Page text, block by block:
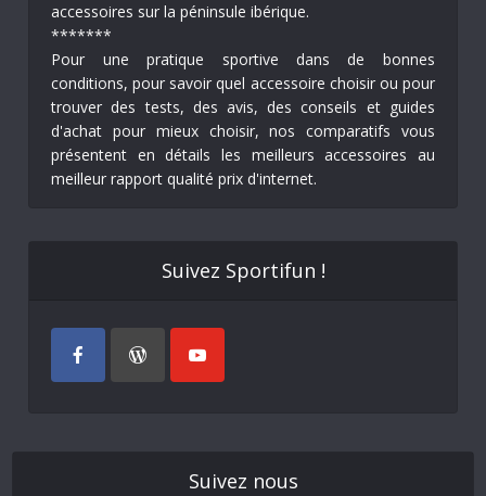
accessoires sur la péninsule ibérique.
*******
Pour une pratique sportive dans de bonnes
conditions, pour savoir quel accessoire choisir ou pour
trouver des tests, des avis, des conseils et guides
d'achat pour mieux choisir, nos comparatifs vous
présentent en détails les meilleurs accessoires au
meilleur rapport qualité prix d'internet.
Suivez Sportifun !
Suivez nous